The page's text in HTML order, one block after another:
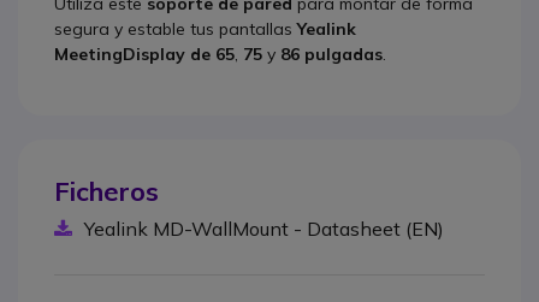
segura y estable tus pantallasYealink
MeetingDisplay de 65 75 y 86 pulgadas
Ficheros
Yealink MD-WallMount - Datasheet (EN)